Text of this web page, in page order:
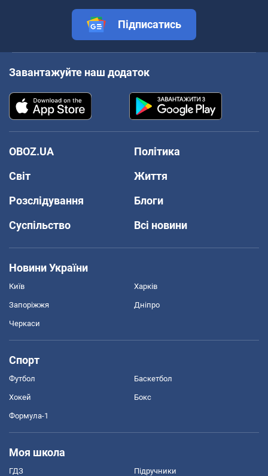
Підписатись
Завантажуйте наш додаток
OBOZ.UA
Політика
Світ
Життя
Розслідування
Блоги
Суспільство
Всі новини
Новини України
Київ Харків
Запоріжжя Дніпро
Черкаси
Спорт
Футбол Баскетбол
Хокей Бокс
Формула-1
Моя школа
ГДЗ Підручники